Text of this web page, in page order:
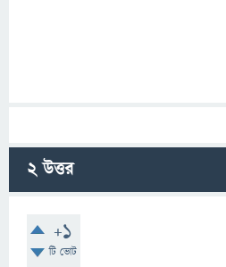
2উত্তর
+1
টি ভোট